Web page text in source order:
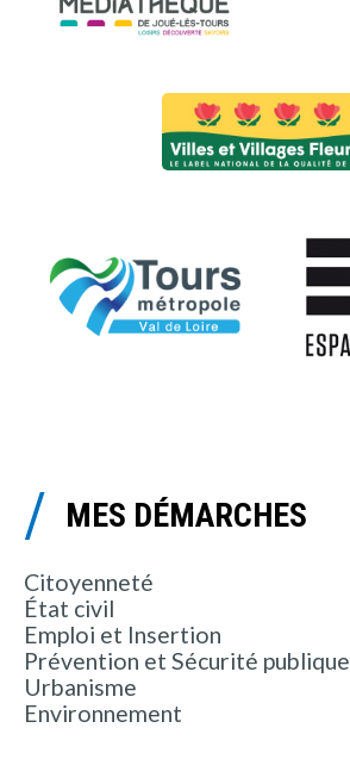
MES DÉMARCHES
Citoyenneté
État civil
Emploi et Insertion
Prévention et Sécurité publique
Urbanisme
Environnement